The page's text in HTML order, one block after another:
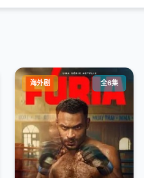
海外剧 全6集